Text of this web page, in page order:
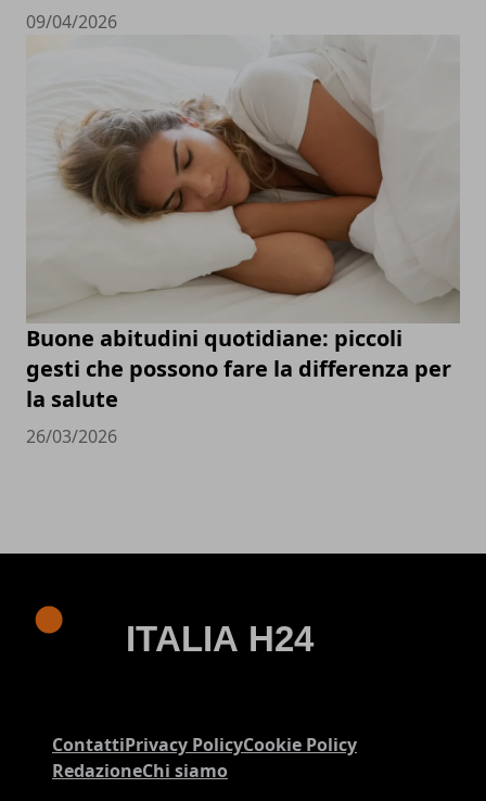
09/04/2026
Buone abitudini quotidiane: piccoli
gesti che possono fare la differenza per
la salute
26/03/2026
ContattiPrivacy PolicyCookie Policy
RedazioneChi siamo